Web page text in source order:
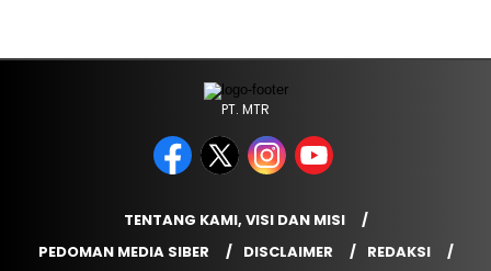
PT. MTR
TENTANG KAMI, VISI DAN MISI
PEDOMAN MEDIA SIBER
DISCLAIMER
REDAKSI